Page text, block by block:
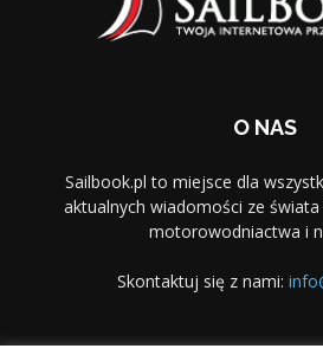
O NAS
Sailbook.pl to miejsce dla
aktualnych wiadomości ze
motorowodniactwa i
Skontaktuj się z nami: